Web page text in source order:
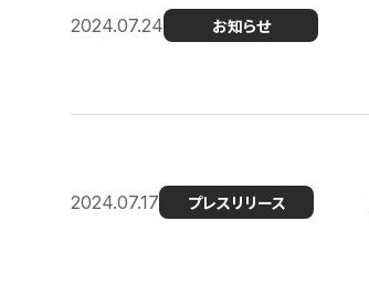
2024.07.24 お知らせ
2024.07.17 プレスリリース